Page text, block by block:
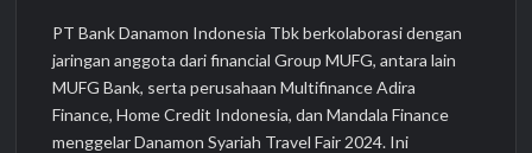
PT Bank Danamon Indonesia Tbk berkolaborasi dengan
jaringan anggota dari financial Group MUFG, antara lain
MUFG Bank, serta perusahaan Multifinance Adira
Finance, Home Credit Indonesia, dan Mandala Finance
menggelar Danamon Syariah Travel Fair 2024. Ini